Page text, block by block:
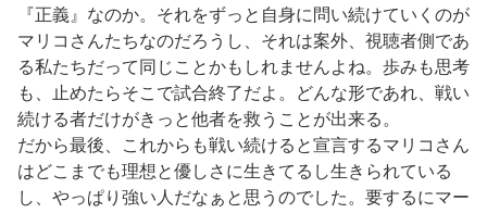
『正義』なのか。それをずっと自身に問い続けていくのが
マリコさんたちなのだろうし、それは案外、視聴者側であ
る私たちだって同じことかもしれませんよね。歩みも思考
も、止めたらそこで試合終了だよ。どんな形であれ、戦い
続ける者だけがきっと他者を救うことが出来る。
だから最後、これからも戦い続けると宣言するマリコさん
はどこまでも理想と優しさに生きてるし生きられている
し、やっぱり強い人だなぁと思うのでした。要するにマー